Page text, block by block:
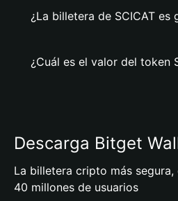
¿La billetera de SCICAT es
¿Cuál es el valor del token
Descarga Bitget
La billetera cripto más
40 millones de usuarios